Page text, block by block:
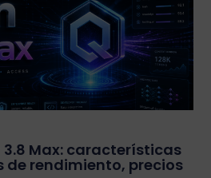
3.8 Max: características
de rendimiento, precios